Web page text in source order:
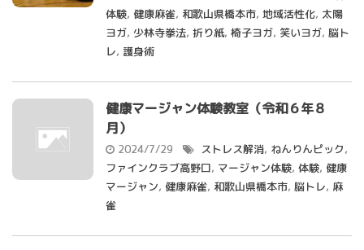
体験, 健康麻雀, 和歌山県橋本市, 地域活性化, 太陽
ヨガ, 少林寺拳法, 折り紙, 椅子ヨガ, 笑いヨガ, 脳ト
レ, 護身術
健康マージャン体験教室（令和６年８
月）
2024/7/29 ストレス解消, ねんりんピック,
ファインクラブ高野口, マージャン体験, 体験, 健康
マージャン, 健康麻雀, 和歌山県橋本市, 脳トレ, 麻
雀